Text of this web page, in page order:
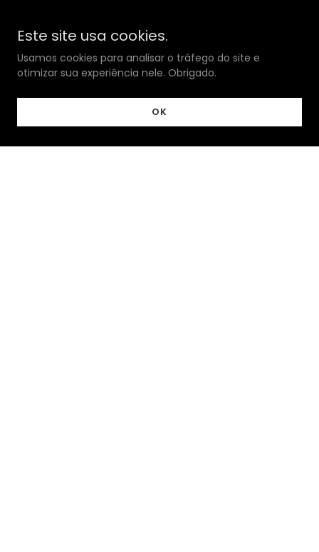
Este site usa cookies.
Usamos cookies para analisar o tráfego do site e
otimizar sua experiência nele. Obrigado.
OK